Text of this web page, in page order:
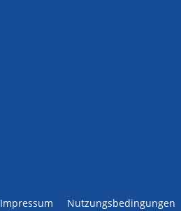
Impressum Nutzungsbedingungen